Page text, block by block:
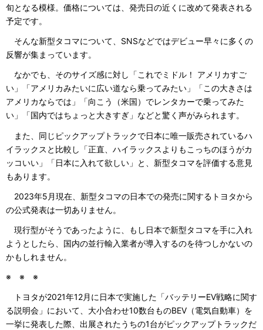
旬となる模様。価格については、発売日の近くに改めて発表される
予定です。
そんな新型タコマについて、SNSなどではデビュー早々に多くの
反響が集まっています。
なかでも、そのサイズ感に対し「これでミドル！ アメリカすご
い」「アメリカみたいに広い道なら乗ってみたい」「この大きさは
アメリカならでは」「向こう（米国）でレンタカーで乗ってみた
い」「国内ではちょっと大きすぎ」などと驚く声がみられます。
また、同じピックアップトラックで日本に唯一販売されているハ
イラックスと比較し「正直、ハイラックスよりもこっちのほうがカ
ッコいい」「日本に入れて欲しい」と、新型タコマを評価する意見
もあります。
2023年5月現在、新型タコマの日本での発売に関するトヨタから
の公式発表は一切ありません。
現行型がそうであったように、もし日本で新型タコマを手に入れ
ようとしたら、国内の並行輸入業者が導入するのを待つしかないの
かもしれません。
※ ※ ※
トヨタが2021年12月に日本で実施した「バッテリーEV戦略に関す
る説明会」において、大小合わせ10数台ものBEV（電気自動車）を
一挙に発表した際、出展されたうちの1台がピックアップトラックだ